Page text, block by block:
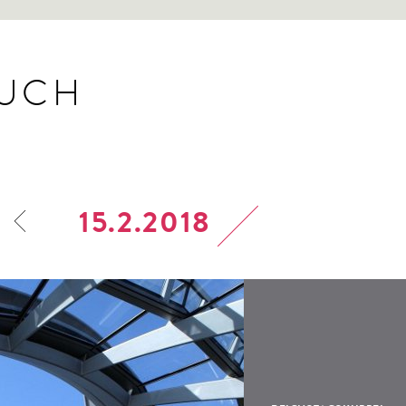
15.2.2018